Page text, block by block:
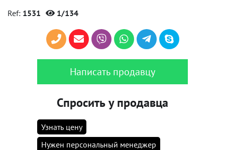
Ref: 1531 1/134
Написать продавцу
Спросить у продавца
Узнать цену
Нужен персональный менеджер